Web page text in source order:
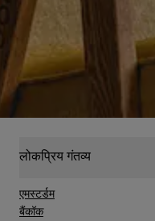
लोकप्रिय गंतव्य
एमस्टर्डम
बैंकॉक